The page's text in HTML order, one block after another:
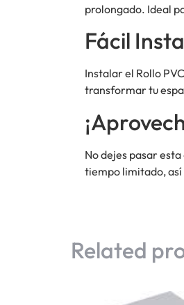
prolongado. Ideal
Fácil
Instalar el Rollo
transformar tu
No dejes pasar
tiempo limitado, así
Related